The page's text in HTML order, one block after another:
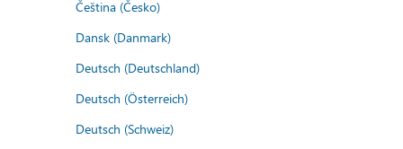
Čeština (Česko)
Dansk (Danmark)
Deutsch (Deutschland)
Deutsch (Österreich)
Deutsch (Schweiz)